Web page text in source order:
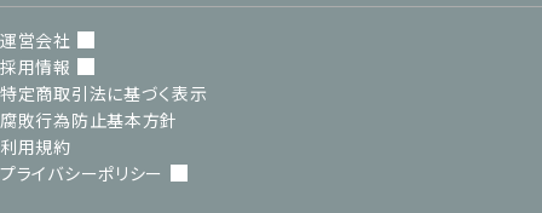
運営会社
採用情報
特定商取引法に基づく表示
腐敗行為防止基本方針
利用規約
プライバシーポリシー